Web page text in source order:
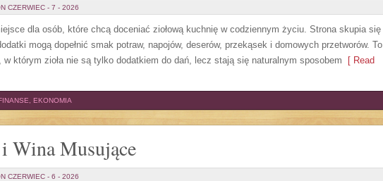
CZERWIEC - 7 - 2026
dla osób, które chcą doceniać ziołową kuchnię w codziennym życiu. Strona skupia się
mogą dopełnić smak potraw, napojów, deserów, przekąsek i domowych przetworów. To
w którym zioła nie są tylko dodatkiem do dań, lecz stają się naturalnym sposobem [ Read
EKONOMIA
Wina Musujące
CZERWIEC - 6 - 2026